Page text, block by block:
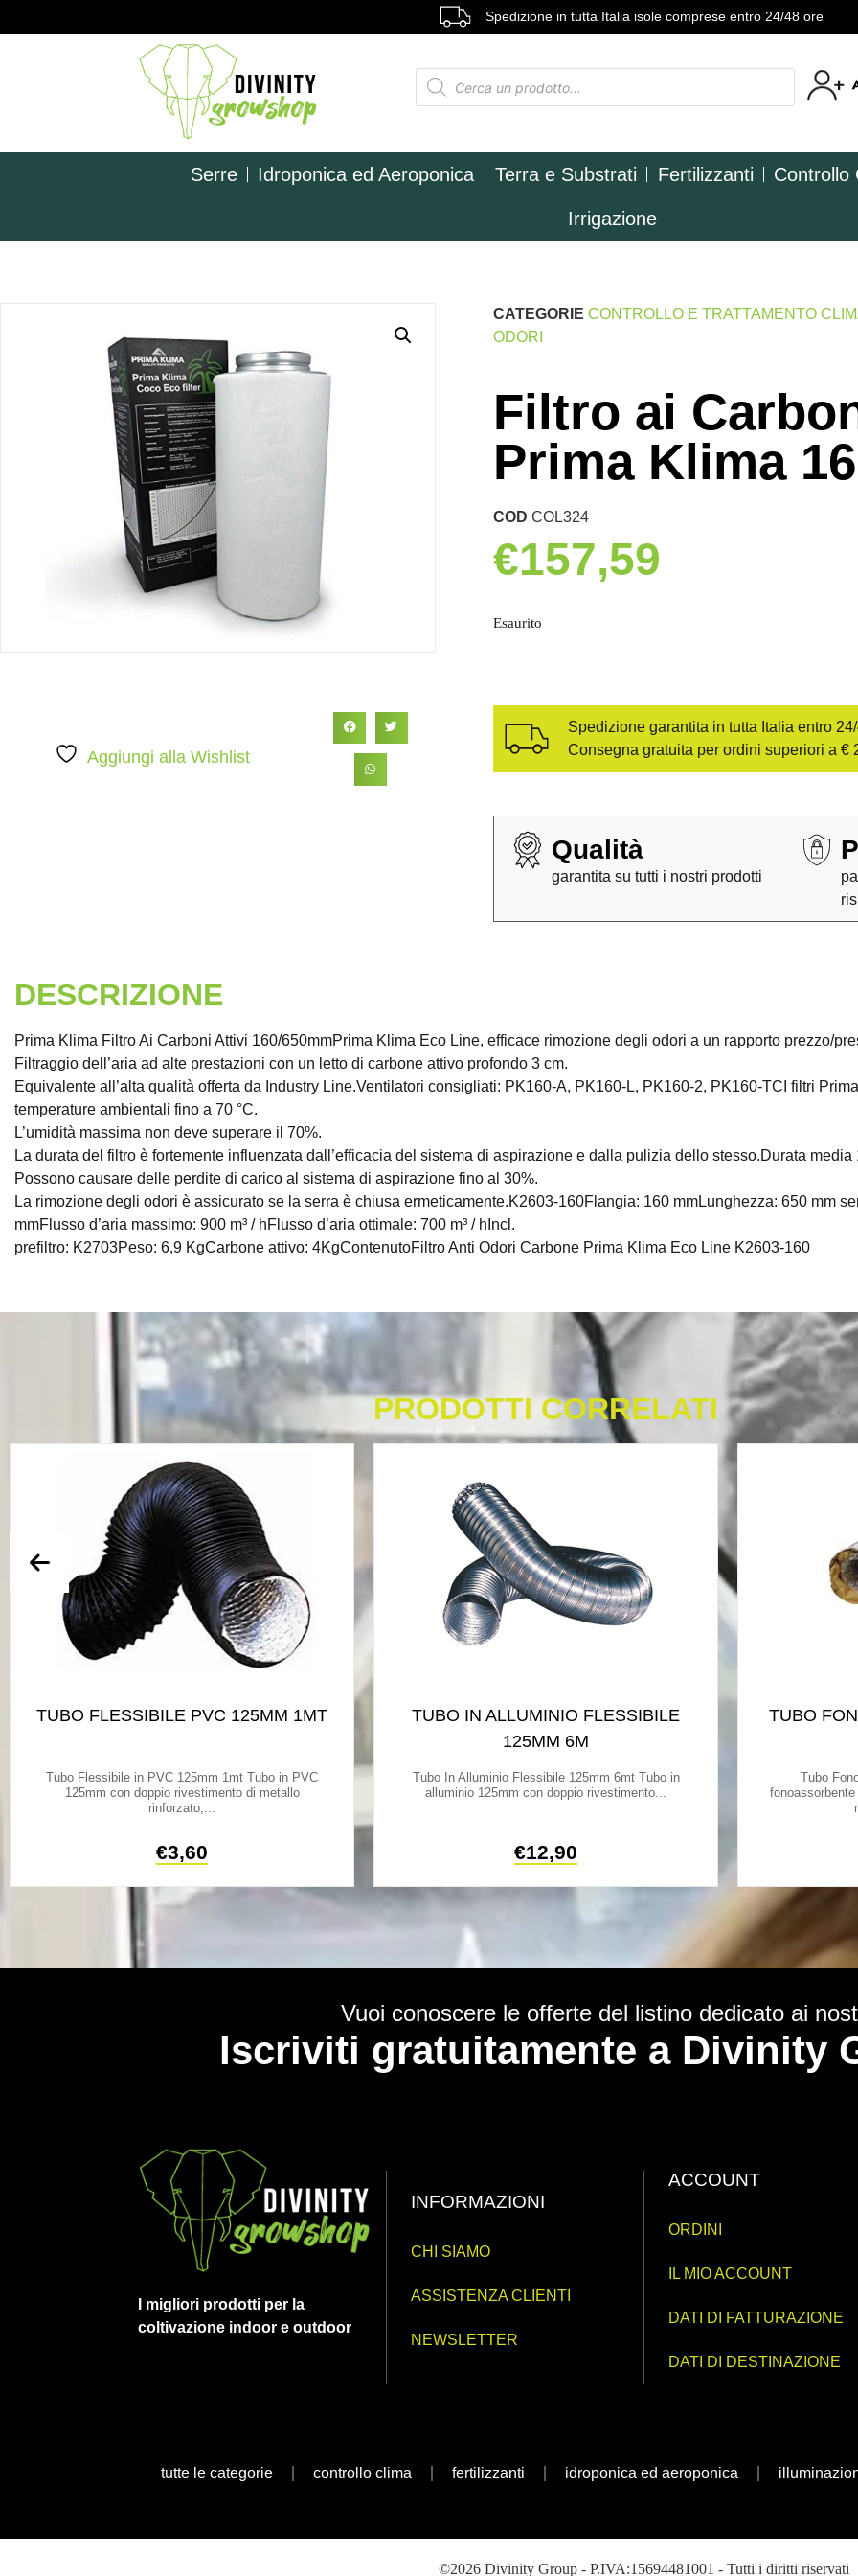
Spedizione in tutta Italia isole comprese entro 24/48 ore
Serre Idroponica ed Aeroponica Terra e Substrati Fertilizzanti Controllo
Irrigazione
Aggiungi alla Wishlist
CATEGORIE CONTROLLO E TRATTAMENTO
ODORI
Filtro ai
Prima Klima
CODCOL324
€157,59
Esaurito
Spedizione garantita in tutta Italia entro
Consegna gratuita per ordini superiori a €
Qualità
garantita su tutti i nostri prodotti
DESCRIZIONE
Prima Klima Filtro Ai Carboni Attivi 160/650mmPrima Klima Eco Line, efficace rimozione degli odori a un rapporto prezzo/
Filtraggio dell’aria ad alte prestazioni con un letto di carbone attivo profondo 3 cm.
Equivalente all’alta qualità offerta da Industry Line.Ventilatori consigliati: PK160-A, PK160-L, PK160-2, PK160-TCI filtri
temperature ambientali fino a 70 °C.
L’umidità massima non deve superare il 70%.
La durata del filtro è fortemente influenzata dall’efficacia del sistema di aspirazione e dalla pulizia dello stesso.Durata media
Possono causare delle perdite di carico al sistema di aspirazione fino al 30%.
La rimozione degli odori è assicurato se la serra è chiusa ermeticamente.K2603-160Flangia: 160 mmLunghezza: 650 mm
mmFlusso d’aria massimo: 900 m³ / hFlusso d’aria ottimale: 700 m³ / hIncl.
prefiltro: K2703Peso: 6,9 KgCarbone attivo: 4KgContenutoFiltro Anti Odori Carbone Prima Klima Eco Line K2603-160
PRODOTTI CORRELATI
TUBO FLESSIBILE PVC 125MM 1MT
Tubo Flessibile in PVC 125mm 1mt Tubo in PVC
125mm con doppio rivestimento di metallo
rinforzato,...
€3,60
TUBO IN ALLUMINIO FLESSIBILE
125MM 6M
Tubo In Alluminio Flessibile 125mm 6mt Tubo in
alluminio 125mm con doppio rivestimento...
€12,90
TUBO
Tubo
Vuoi conoscere le offerte del listino dedicato ai
Iscriviti gratuitamente a Divinity
I migliori prodotti per la
coltivazione indoor e outdoor
INFORMAZIONI
CHI SIAMO
ASSISTENZA CLIENTI
NEWSLETTER
ACCOUNT
ORDINI
IL MIO ACCOUNT
DATI DI FATTURAZIONE
DATI DI DESTINAZIONE
tutte le categorie controllo clima fertilizzanti idroponica ed aeroponica
©2026 Divinity Group - P.IVA:15694481001 - Tutti i diritti riservati